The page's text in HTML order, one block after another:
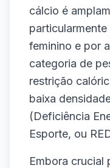
cálcio é
feminino e por
categoria de
restrição
baixa
(Deficiência
Esporte, ou
Embora crucial